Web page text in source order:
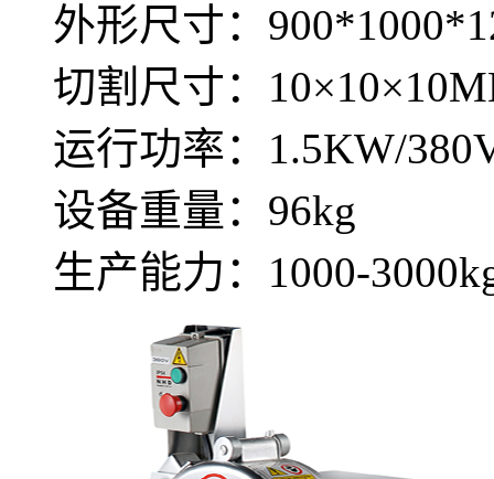
外形尺寸：
切割尺寸：
运行功率：1.5KW/
设备重量：96kg
生产能力：1000-